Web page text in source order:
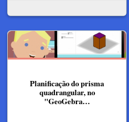
Planificação do prisma
quadrangular, no
"GeoGebra…